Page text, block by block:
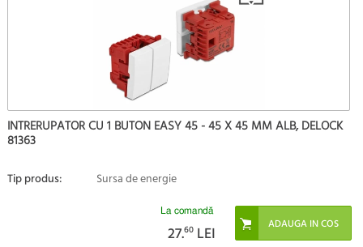
INTRERUPATOR CU 1 BUTON EASY 45 - 45 X 45 MM ALB, DELOCK
81363
Tip produs: Sursa de energie
La comandă
27.60 LEI